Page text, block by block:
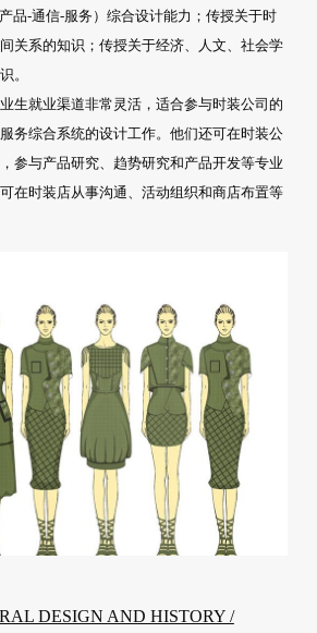
品-通信-服务）综合设计能力；传授关于时
关系的知识；传授关于经济、人文、社会学
。
生就业渠道非常灵活，适合参与时装公司的
务综合系统的设计工作。他们还可在时装公
参与产品研究、趋势研究和产品开发等专业
在时装店从事沟通、活动组织和商店布置等
DESIGN AND HISTORY /